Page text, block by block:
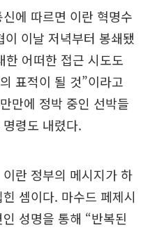
에 따르면 이란 혁명수
이 이날 저녁부터 봉쇄됐
한 어떠한 접근 시도도
표적이 될 것”이라고
만에 정박 중인 선박들
령도 내렸다.
란 정부의 메시지가 하
셈이다. 마수드 페제시
성명을 통해 “반복된